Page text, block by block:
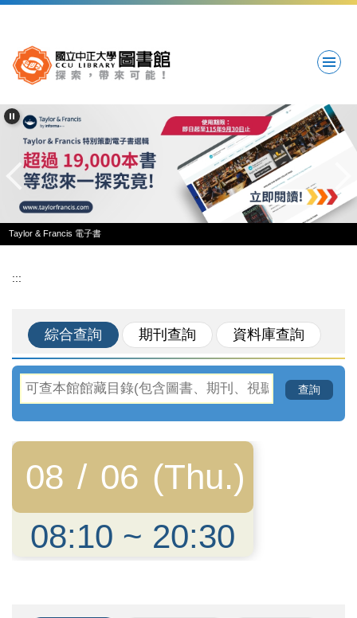
要
內
區
Taylor & Francis 電子書
:::
綜合查詢 期刊查詢 資料庫查詢